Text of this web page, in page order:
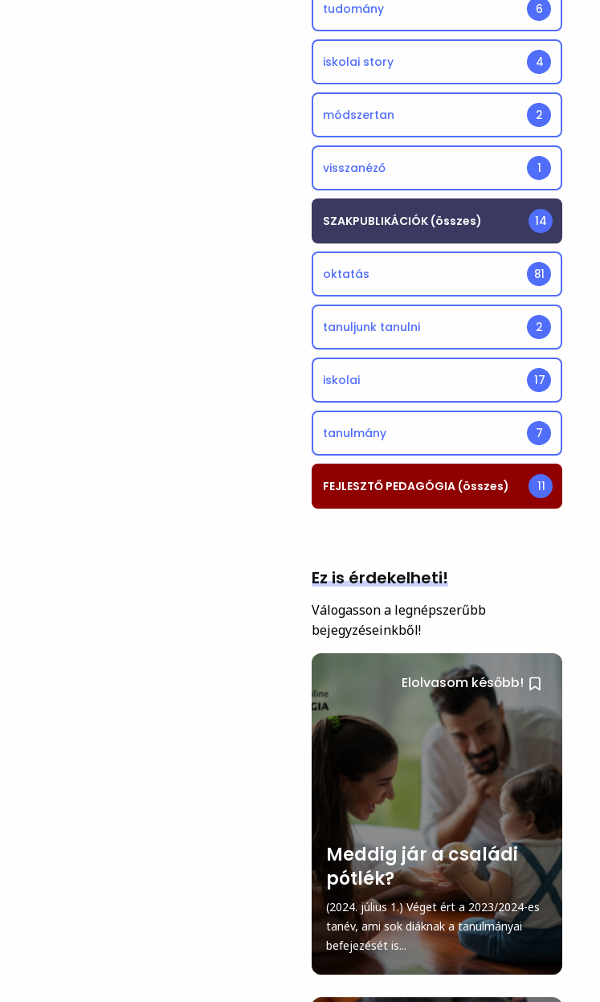
tudomány 6
iskolai story 4
módszertan 2
visszanéző 1
SZAKPUBLIKÁCIÓK (összes) 14
oktatás 81
tanuljunk tanulni 2
iskolai 17
tanulmány 7
FEJLESZTŐ PEDAGÓGIA (összes) 11
Ez is érdekelheti!
Válogasson a legnépszerűbb
bejegyzéseinkből!
Elolvasom később!
Meddig jár a családi
pótlék?
(2024. július 1.) Véget ért a 2023/2024-es
tanév, ami sok diáknak a tanulmányai
befejezését is...